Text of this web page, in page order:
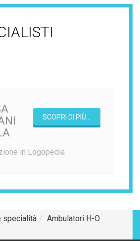
SCOPRI DI PIÙ...
in Logopedia
specialità
Ambulatori H-O